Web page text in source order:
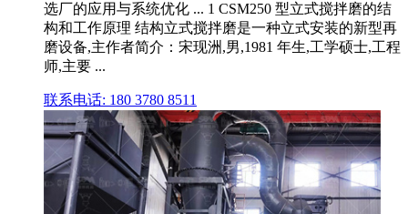
选厂的应用与系统优化 ... 1 CSM250 型立式搅拌磨的结
构和工作原理 结构立式搅拌磨是一种立式安装的新型再
磨设备,主作者简介：宋现洲,男,1981 年生,工学硕士,工程
师,主要 ...
联系电话: 180 3780 8511